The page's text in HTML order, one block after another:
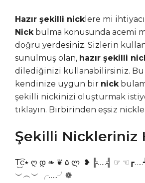
Hazır şekilli nicklere mi
Nickbulma konusunda acemi
doğru yerdesiniz. Sizlerin
sunulmuş olan, hazır şekilli
dilediğinizi kullanabilirsiniz. Bu
kendinize uygun bir nick
şekilli nickinizi oluşturmak
tıklayın. Birbirinden eşsiz nickler
Şekilli Nickleriniz
T͜͡c٭ ღ დ ❧ ❦ ۵ ლ ❥ ╠…..╣ ☞ ☜┏…..┛┗…..┓⌒︵⌒ ༄
︶︵︶ ╭…..╯❁